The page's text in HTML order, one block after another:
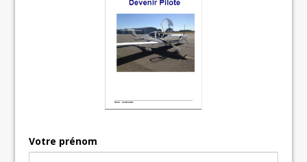
Votre prénom